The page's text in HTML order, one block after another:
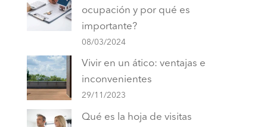
ocupación y por qué es
importante?
08/03/2024
Vivir en un ático: ventajas e
inconvenientes
29/11/2023
Qué es la hoja de visitas